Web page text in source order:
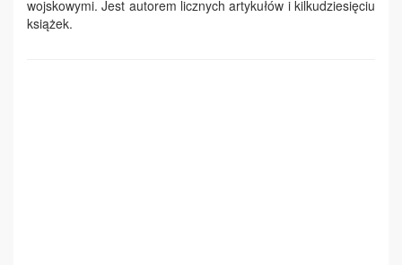
wojskowymi. Jest autorem licznych artykułów i kilkudziesięciu
książek.